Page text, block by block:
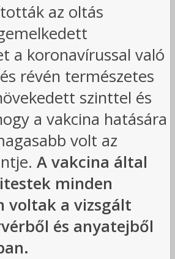
az oltás
a koronavírussal való
révén természetes
szinttel és
a vakcina hatására
volt az
A vakcina által
minden
voltak a vizsgált
és anyatejből